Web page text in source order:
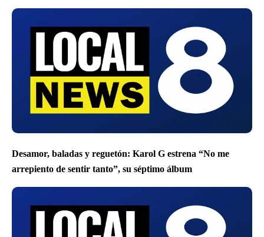
Desamor, baladas y reguetón: Karol G estrena “No me
arrepiento de sentir tanto”, su séptimo álbum